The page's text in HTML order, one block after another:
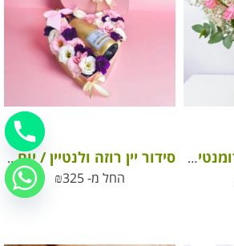
זר פרחים ורוד לבן רומנטיקה ורודה
סידור יין רוזה ולנטיין / יום האהבה
החל מ-
₪325